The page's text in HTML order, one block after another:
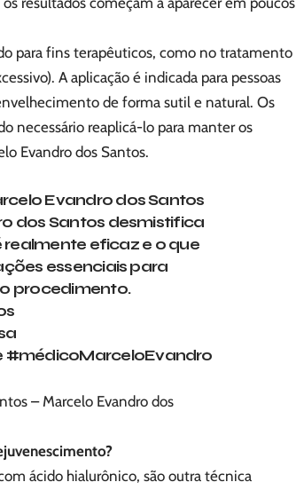
para fins terapêuticos, como no tratamento
A aplicação é indicada para pessoas
de forma sutil e natural. Os
necessário reaplicá-lo para manter os
Evandro dos Santos.
Evandro dos Santos
dos Santos desmistifica
eficaz e o que
essenciais para
procedimento.
#médicoMarceloEvandro
– Marcelo Evandro dos
ácido hialurônico, são outra técnica